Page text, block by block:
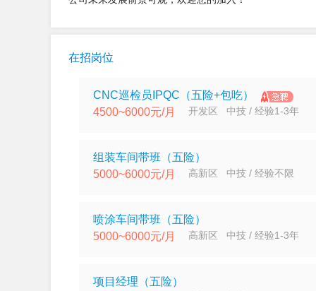
在招岗位
CNC巡检员IPQC（五险+包吃）
4500~6000元/月 开发区 中技 / 经验1-3年
组装车间带班（五险）
5000~6000元/月 高新区 中技 / 经验不限
喷涂车间带班（五险）
5000~6000元/月 高新区 中技 / 经验1-3年
项目经理（五险）